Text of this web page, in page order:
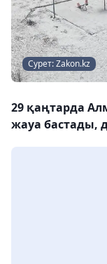
Сурет: Zakon.kz
29 қаңтарда
жауа бастады,